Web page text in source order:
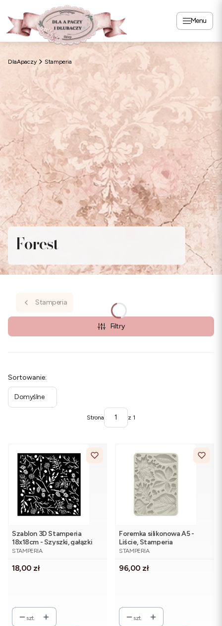
Menu
DlaApaczy Stamperia
Forest
Stamperia
Filtry
Lista produktów
Sortowanie:
Domyślne
Strona z 1
Szablon 3D Stamperia
18x18cm - Szyszki, gałązki
PRODUCENT
STAMPERIA
Cena
18,00 zł
szt.
Foremka silikonowa A5 -
Liście, Stamperia
KACMA539
PRODUCENT
STAMPERIA
Cena
96,00 zł
szt.